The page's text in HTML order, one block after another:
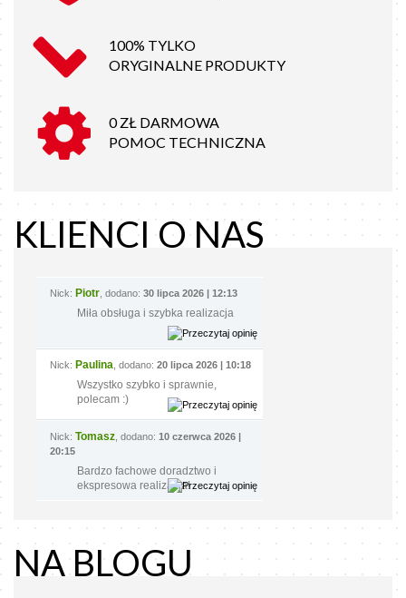
100% TYLKO
ORYGINALNE PRODUKTY
0 ZŁ DARMOWA
POMOC TECHNICZNA
KLIENCI O NAS
Nick: Piotr , dodano: 30 lipca 2026 | 12:13
Miła obsługa i szybka realizacja
Nick: Paulina , dodano: 20 lipca 2026 | 10:18
Wszystko szybko i sprawnie,
polecam :)
Nick: Tomasz , dodano: 10 czerwca 2026 |
20:15
Bardzo fachowe doradztwo i
ekspresowa realizacja!
NA BLOGU